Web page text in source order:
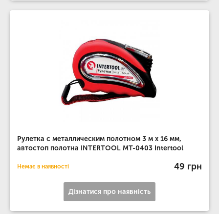
Рулетка с металлическим полотном 3 м x 16 мм,
автостоп полотна INTERTOOL MT-0403 Intertool
Немає в наявності 49 грн
Дізнатися про наявність